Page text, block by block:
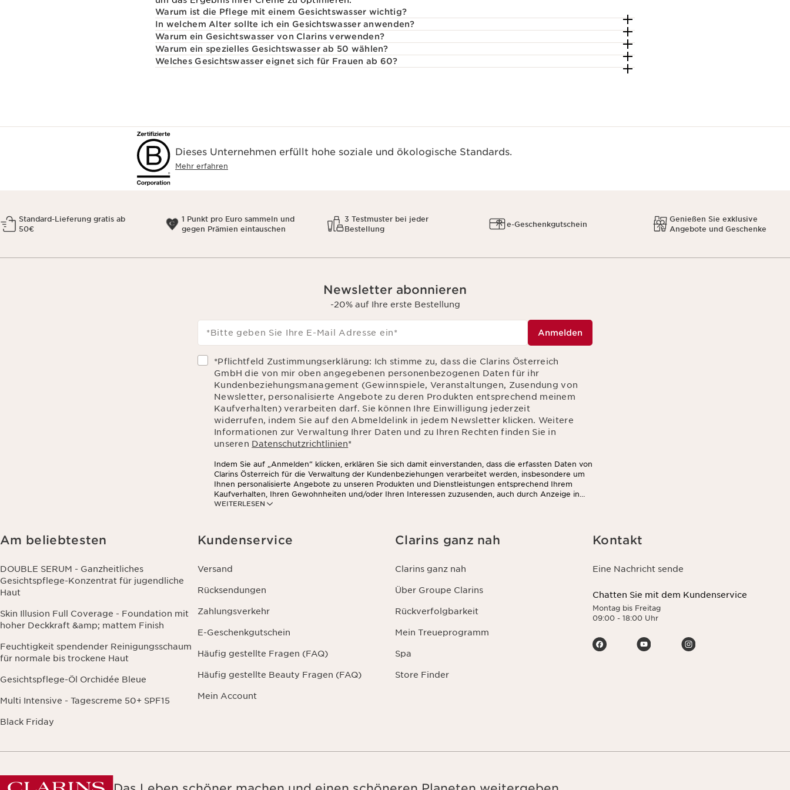
Warum ist die Pflege mit einem Gesichtswasser wichtig?
In welchem Alter sollte ich ein Gesichtswasser anwenden?
Warum ein Gesichtswasser von Clarins verwenden?
Warum ein spezielles Gesichtswasser ab 50 wählen?
Welches Gesichtswasser eignet sich für Frauen ab 60?
Dieses Unternehmen erfüllt hohe soziale und ökologische Standards.
Mehr erfahren
Standard-Lieferung gratis ab
50€
1 Punkt pro Euro sammeln und
gegen Prämien eintauschen
3 Testmuster bei jeder
Bestellung
e-Geschenkgutschein
Genießen Sie exklusive
Angebote und Geschenke
Newsletter abonnieren
-20% auf Ihre erste Bestellung
*Bitte geben Sie Ihre E-Mail Adresse ein* Anmelden
*Pflichtfeld Zustimmungserklärung: Ich stimme zu, dass die Clarins Österreich
GmbH die von mir oben angegebenen personenbezogenen Daten für ihr
Kundenbeziehungsmanagement (Gewinnspiele, Veranstaltungen, Zusendung von
Newsletter, personalisierte Angebote zu deren Produkten entsprechend meinem
Kaufverhalten) verarbeiten darf. Sie können Ihre Einwilligung jederzeit
widerrufen, indem Sie auf den Abmeldelink in jedem Newsletter klicken. Weitere
Informationen zur Verwaltung Ihrer Daten und zu Ihren Rechten finden Sie in
unseren Datenschutzrichtlinien*
WEITERLESEN
Indem Sie auf „Anmelden“ klicken, erklären Sie sich damit einverstanden, dass die erfassten Daten von
Clarins Österreich für die Verwaltung der Kundenbeziehungen verarbeitet werden, insbesondere um
Ihnen personalisierte Angebote zu unseren Produkten und Dienstleistungen entsprechend Ihrem
Kaufverhalten, Ihren Gewohnheiten und/oder Ihren Interessen zuzusenden, auch durch Anzeige in
sozialen Netzwerken und auf Websites Dritter, sowie für analytische Zwecke.
Am beliebtesten
DOUBLE SERUM - Ganzheitliches
Gesichtspflege-Konzentrat für jugendliche
Haut
Skin Illusion Full Coverage - Foundation mit
hoher Deckkraft &amp; mattem Finish
Feuchtigkeit spendender Reinigungsschaum
für normale bis trockene Haut
Gesichtspflege-Öl Orchidée Bleue
Multi Intensive - Tagescreme 50+ SPF15
Black Friday
Kundenservice
Versand
Rücksendungen
Zahlungsverkehr
E-Geschenkgutschein
Häufig gestellte Fragen (FAQ)
Häufig gestellte Beauty Fragen (FAQ)
Mein Account
Clarins ganz nah
Clarins ganz nah
Über Groupe Clarins
Rückverfolgbarkeit
Mein Treueprogramm
Spa
Store Finder
Kontakt
Eine Nachricht sende
Chatten Sie mit dem Kundenservice
Montag bis Freitag
09:00 - 18:00 Uhr